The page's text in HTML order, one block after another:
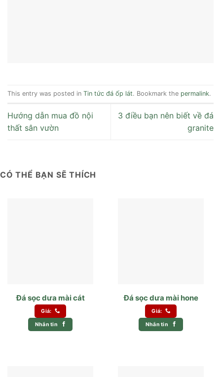
This entry was posted in Tin tức đá ốp lát. Bookmark the permalink.
Hướng dẫn mua đồ nội
thất sân vườn
3 điều bạn nên biết về đá
granite
CÓ THỂ BẠN SẼ THÍCH
Đá sọc dưa mài cát
Giá:
Nhắn tin
Đá sọc dưa mài hone
Giá:
Nhắn tin